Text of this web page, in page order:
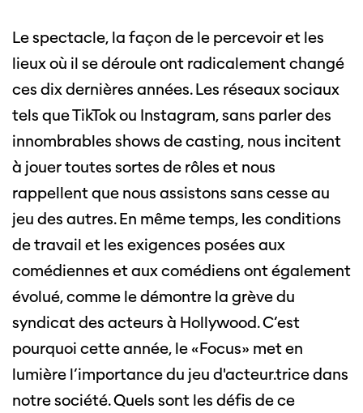
Le spectacle, la façon de le percevoir et les
lieux où il se déroule ont radicalement changé
ces dix dernières années. Les réseaux sociaux
tels que TikTok ou Instagram, sans parler des
innombrables shows de casting, nous incitent
à jouer toutes sortes de rôles et nous
rappellent que nous assistons sans cesse au
jeu des autres. En même temps, les conditions
de travail et les exigences posées aux
comédiennes et aux comédiens ont également
évolué, comme le démontre la grève du
syndicat des acteurs à Hollywood. C’est
pourquoi cette année, le «Focus» met en
lumière l’importance du jeu d'acteur.trice dans
notre société. Quels sont les défis de ce